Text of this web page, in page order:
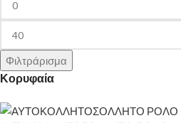
Φιλτράρισμα
Κορυφαία